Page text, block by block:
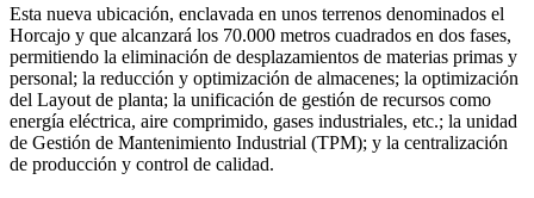
Esta nueva ubicación, enclavada en unos terrenos denominados el
Horcajo y que alcanzará los 70.000 metros cuadrados en dos fases,
permitiendo la eliminación de desplazamientos de materias primas y
personal; la reducción y optimización de almacenes; la optimización
del Layout de planta; la unificación de gestión de recursos como
energía eléctrica, aire comprimido, gases industriales, etc.; la unidad
de Gestión de Mantenimiento Industrial (TPM); y la centralización
de producción y control de calidad.